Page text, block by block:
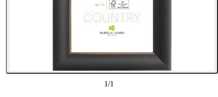
1/1